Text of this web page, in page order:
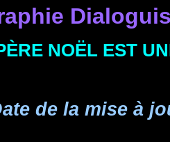
NOËL EST
de la mise à